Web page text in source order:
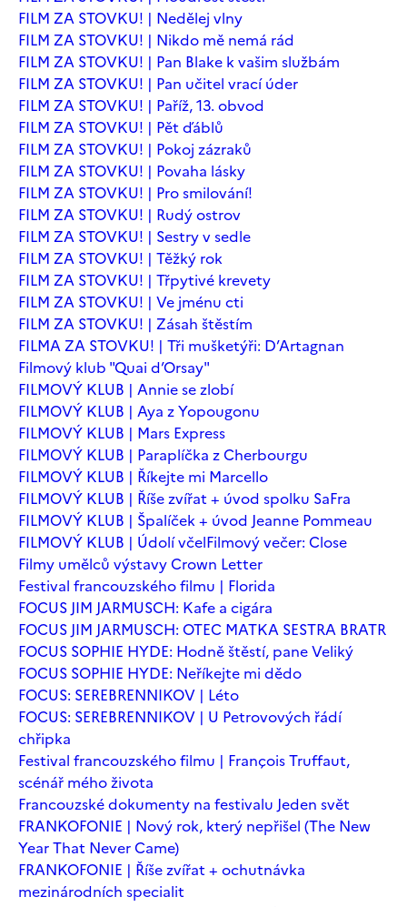
FILM ZA STOVKU! | Nedělej vlny
FILM ZA STOVKU! | Nikdo mě nemá rád
FILM ZA STOVKU! | Pan Blake k vašim službám
FILM ZA STOVKU! | Pan učitel vrací úder
FILM ZA STOVKU! | Paříž, 13. obvod
FILM ZA STOVKU! | Pět ďáblů
FILM ZA STOVKU! | Pokoj zázraků
FILM ZA STOVKU! | Povaha lásky
FILM ZA STOVKU! | Pro smilování!
FILM ZA STOVKU! | Rudý ostrov
FILM ZA STOVKU! | Sestry v sedle
FILM ZA STOVKU! | Těžký rok
FILM ZA STOVKU! | Třpytivé krevety
FILM ZA STOVKU! | Ve jménu cti
FILM ZA STOVKU! | Zásah štěstím
FILMA ZA STOVKU! | Tři mušketýři: D’Artagnan
Filmový klub "Quai d’Orsay"
FILMOVÝ KLUB | Annie se zlobí
FILMOVÝ KLUB | Aya z Yopougonu
FILMOVÝ KLUB | Mars Express
FILMOVÝ KLUB | Paraplíčka z Cherbourgu
FILMOVÝ KLUB | Říkejte mi Marcello
FILMOVÝ KLUB | Říše zvířat + úvod spolku SaFra
FILMOVÝ KLUB | Špalíček + úvod Jeanne Pommeau
FILMOVÝ KLUB | Údolí včelFilmový večer: Close
Filmy umělců výstavy Crown Letter
Festival francouzského filmu | Florida
FOCUS JIM JARMUSCH: Kafe a cigára
FOCUS JIM JARMUSCH: OTEC MATKA SESTRA BRATR
FOCUS SOPHIE HYDE: Hodně štěstí, pane Veliký
FOCUS SOPHIE HYDE: Neříkejte mi dědo
FOCUS: SEREBRENNIKOV | Léto
FOCUS: SEREBRENNIKOV | U Petrovových řádí
chřipka
Festival francouzského filmu | François Truffaut,
scénář mého života
Francouzské dokumenty na festivalu Jeden svět
FRANKOFONIE | Nový rok, který nepřišel (The New
Year That Never Came)
FRANKOFONIE | Říše zvířat + ochutnávka
mezinárodních specialit